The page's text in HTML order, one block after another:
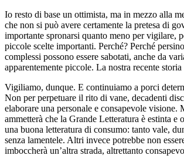
Io resto di base un ottimista, ma in mezzo alla
che non si può avere certamente la pretesa di
importante spronarsi quanto meno per vigilare,
piccole scelte importanti. Perché? Perché
complessi possono essere sabotati, anche da
apparentemente piccole. La nostra recente
Vigiliamo, dunque. E continuiamo a porci
Non per perpetuare il rito di vane, decadenti
elaborare una personale e consapevole visione.
ammetterà che la Grande Letteratura è estinta e
una buona letteratura di consumo: tanto vale,
senza lamentele. Altri invece potrebbe non
imboccherà un’altra strada, altrettanto